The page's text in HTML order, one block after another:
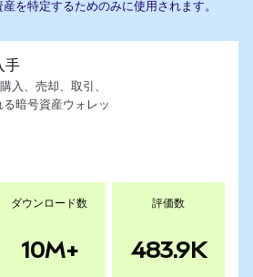
を特定するためのみに使用されます。
手
入、売却、取引、
暗号資産ウォレッ
ダウンロード数
10M+
評価数
483.9K